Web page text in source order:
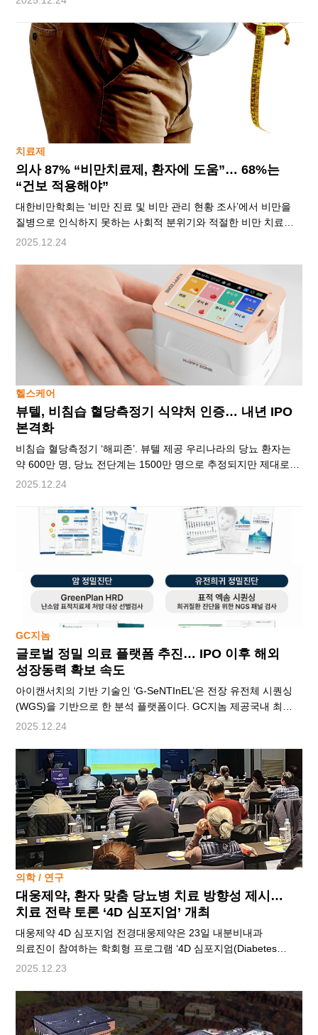
어려워져 일상생활이 쉽지 않다. 근본적인 원인이 명확히
밝혀지지 않아 환자와 의료진 모두 장기간 ‘시간 관리’와 ‘진행
억제’에 집중해야 하는 난치성 질환이다. 특발성 폐섬유증 치료를
이어오고 있는 김신용 환우와 주치의인 정만표 삼성서울병원
호흡기내과 교수를 함께 만났다.―특발성 폐섬유증은 어
치료제
의사 87% “비만치료제, 환자에 도움”… 68%는
“건보 적용해야”
대한비만학회는 ‘비만 진료 및 비만 관리 현황 조사’에서 비만을
질병으로 인식하지 못하는 사회적 분위기와 적절한 비만 치료를
제공하기 어려운 구조적 한계가 존재했다고 지적했다.
‘치료제 남용’이 사회적 문제로 대두되고 있다. 전문가들은 “비만
치료 목적으로 개발된 약물이 미용 수단으로 변질되는 것은
문제”라며 “비만과 대사질환 치료라는 본래 목적이 퇴색될 수
있다”고 우려했다. 대한비만학회는 2025년 ‘비만 진료 및 비만
관리 현황 조사’를 시행했다. 이번 조사는 의사 404
2025.12.24
헬스케어
뷰텔, 비침습 혈당측정기 식약처 인증… 내년 IPO
본격화
비침습 혈당측정기 ‘해피존’. 뷰텔 제공 우리나라의 당뇨 환자는
약 600만 명, 당뇨 전단계는 1500만 명으로 추정되지만 제대로
혈당을 관리하는 이는 60만 명에 불과하다. 하루에도 여러 번
공포증’에 시달리는 이들에게 반가운 소식이 전해졌다. 헬스케어
전문기업 ㈜뷰텔이 개발한 비침습 혈당측정기 ‘해피존’이 이달
식약처 3등급 의료기기 허가를 획득하며 국내 혈당 관리 시장에
새로운 전환점을 제시했다. 채혈 없이 측정하는 혈당측정기의
정식 의료기기 인정은 국내에서 손꼽히는
2025.12.24
GC지놈
글로벌 정밀 의료 플랫폼 추진… IPO 이후 해외
성장동력 확보 속도
아이캔서치의 기반 기술인 ‘G-SeNTInEL’은 전장 유전체 시퀀싱
(WGS)을 기반으로 한 분석 플랫폼이다. GC지놈 제공국내 최대
규모의 임상 유전체 검사 포트폴리오를 보유한 GC지놈(대표
속도를 내고 있다. GC지놈은 산과 검사부터 암 조기 진단, 유전
희귀질환까지 폭넓은 유전체 검사를 운영하며 대학병원을 포함한
국내 상급 의료기관과 지역 병의원 등 900여 곳을 고객 기반으로
확보하고 있다. 다수의 유전체 분석 기업이 연구용역 중심의 매출
구조를 갖는 것과 달리
2025.12.24
의학 / 연구
대웅제약, 환자 맞춤 당뇨병 치료 방향성 제시…
치료 전략 토론 ‘4D 심포지엄’ 개최
대웅제약 4D 심포지엄 전경대웅제약은 23일 내분비내과
의료진이 참여하는 학회형 프로그램 ‘4D 심포지엄(Diabetes
Debate & Discussion symposium with Daewoong)’을 통해 올해
등을 논의했다고 밝혔다.이번에 5회를 맞은 대웅 4D 심포지엄은
전달식 강의 중심 학술행사와 달리 패널 토론과 질의응답을
중심으로 운영되는 것이 특징이다. 대학병원 교수진과 개원의가
2025.12.23